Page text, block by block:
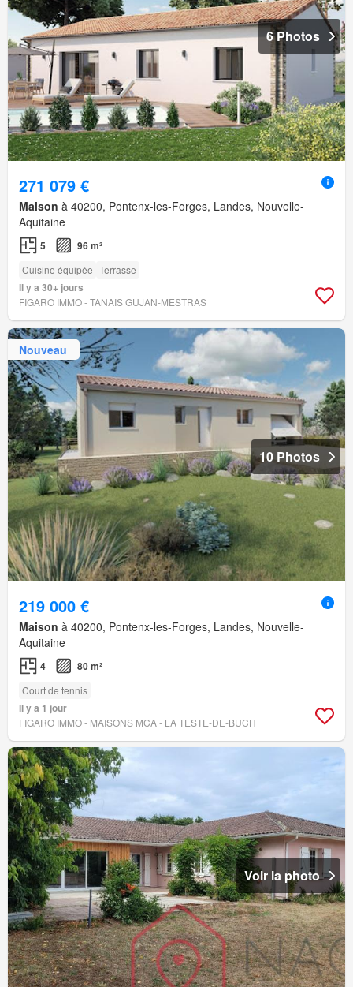
6 Photos
271 079 €
Maison à 40200, Pontenx-les-Forges, Landes, Nouvelle-
Aquitaine
5 96 m²
Cuisine équipée Terrasse
Il y a 30+ jours
FIGARO IMMO - TANAIS GUJAN-MESTRAS
Nouveau
10 Photos
219 000 €
Maison à 40200, Pontenx-les-Forges, Landes, Nouvelle-
Aquitaine
4 80 m²
Court de tennis
Il y a 1 jour
FIGARO IMMO - MAISONS MCA - LA TESTE-DE-BUCH
Voir la photo